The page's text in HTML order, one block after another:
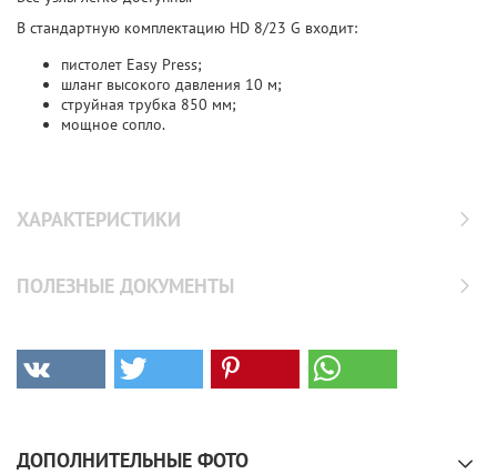
В стандартную комплектацию HD 8/23 G входит:
пистолет Easy Press;
шланг высокого давления 10 м;
струйная трубка 850 мм;
мощное сопло.
ХАРАКТЕРИСТИКИ
ПОЛЕЗНЫЕ ДОКУМЕНТЫ
ДОПОЛНИТЕЛЬНЫЕ ФОТО